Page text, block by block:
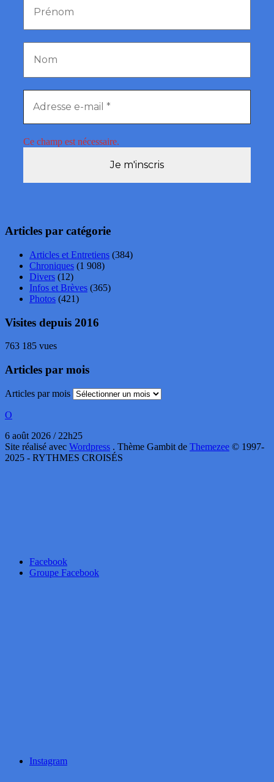
Ce champ est nécessaire.
Articles par catégorie
Articles et Entretiens (384)
Chroniques (1 908)
Divers (12)
Infos et Brèves (365)
Photos (421)
Visites depuis 2016
763 185 vues
Articles par mois
Articles par mois
O
6 août 2026 / 22h25
Site réalisé avec Wordpress . Thème Gambit de Themezee © 1997-
2025 - RYTHMES CROISÉS
Facebook
Groupe Facebook
Instagram